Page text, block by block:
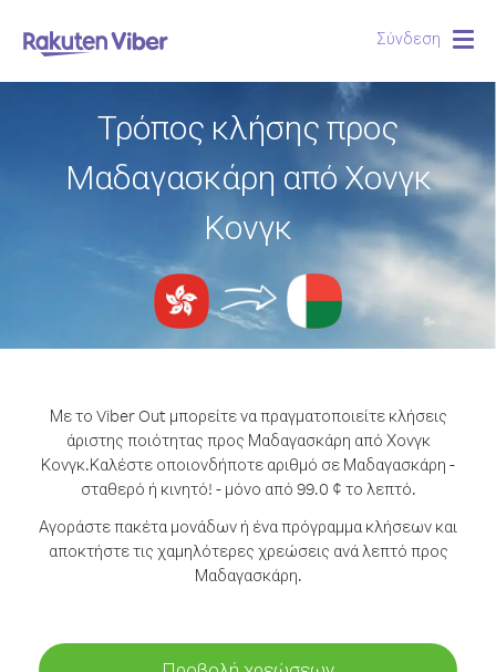
Σύνδεση
Τρόπος κλήσης προς
Μαδαγασκάρη από Χονγκ
Κονγκ
Με το Viber Out μπορείτε να πραγματοποιείτε κλήσεις
άριστης ποιότητας προς Μαδαγασκάρη από Χονγκ
Κονγκ.Καλέστε οποιονδήποτε αριθμό σε Μαδαγασκάρη -
σταθερό ή κινητό! - μόνο από 99.0 ¢ το λεπτό.
Αγοράστε πακέτα μονάδων ή ένα πρόγραμμα κλήσεων και
αποκτήστε τις χαμηλότερες χρεώσεις ανά λεπτό προς
Μαδαγασκάρη.